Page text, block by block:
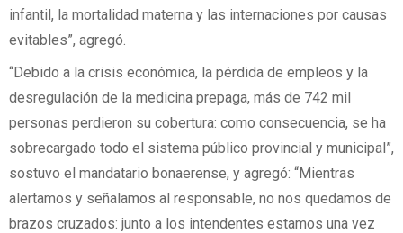
infantil, la mortalidad materna y las internaciones por causas
evitables”, agregó.
“Debido a la crisis económica, la pérdida de empleos y la
desregulación de la medicina prepaga, más de 742 mil
personas perdieron su cobertura: como consecuencia, se ha
sobrecargado todo el sistema público provincial y municipal”,
sostuvo el mandatario bonaerense, y agregó: “Mientras
alertamos y señalamos al responsable, no nos quedamos de
brazos cruzados: junto a los intendentes estamos una vez